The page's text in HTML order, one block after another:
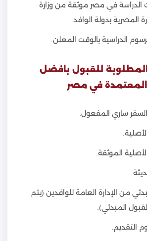
الدراسة في مصر موثقة من وزارة
المصرية بدولة الوافد.
الدراسية بالوقت المعلن.
للقبول بافضل
المعتمدة في مصر
ساري المفعول.
الموثقة.
من الإدارة العامة للوافدين (يتم
المبدئي).
التقديم.